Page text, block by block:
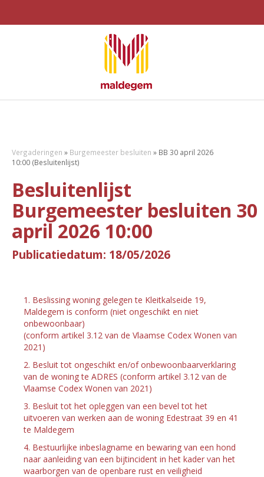
Vergaderingen » Burgemeester besluiten » BB 30 april 2026
10:00 (Besluitenlijst)
Besluitenlijst
Burgemeester besluiten 30
april 2026 10:00
Publicatiedatum: 18/05/2026
1. Beslissing woning gelegen te Kleitkalseide 19,
Maldegem is conform (niet ongeschikt en niet
onbewoonbaar)
(conform artikel 3.12 van de Vlaamse Codex Wonen van
2021)
2. Besluit tot ongeschikt en/of onbewoonbaarverklaring
van de woning te ADRES (conform artikel 3.12 van de
Vlaamse Codex Wonen van 2021)
3. Besluit tot het opleggen van een bevel tot het
uitvoeren van werken aan de woning Edestraat 39 en 41
te Maldegem
4. Bestuurlijke inbeslagname en bewaring van een hond
naar aanleiding van een bijtincident in het kader van het
waarborgen van de openbare rust en veiligheid